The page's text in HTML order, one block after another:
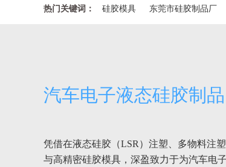
热门关键词： 硅胶模具 东莞市硅胶制品厂
汽车电子液态硅胶制品
凭借在液态硅胶（LSR）注塑、多物料注
与高精密硅胶模具，深盈致力于为汽车电